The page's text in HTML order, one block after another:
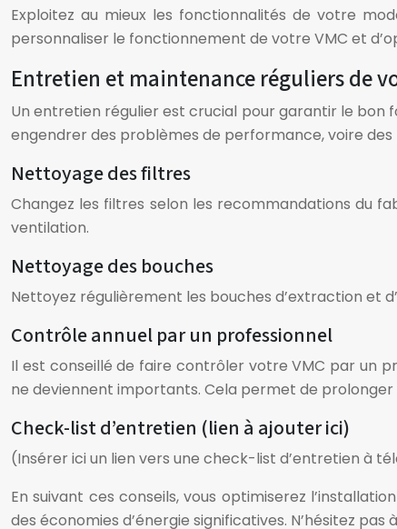
Exploitez au mieux les fonctionnalités de votre
personnaliser le fonctionnement de votre VMC et
Entretien et maintenance réguliers de
Un entretien régulier est crucial pour garantir le
engendrer des problèmes de performance, voire des
Nettoyage des filtres
Changez les filtres selon les recommandations du
ventilation.
Nettoyage des bouches
Nettoyez régulièrement les bouches d’extraction et
Contrôle annuel par un professionnel
Il est conseillé de faire contrôler votre VMC par un
ne deviennent importants. Cela permet de
Check-list d’entretien (lien à ajouter ici)
(Insérer ici un lien vers une check-list d’entretien à
En suivant ces conseils, vous optimiserez
des économies d’énergie significatives. N’hésitez